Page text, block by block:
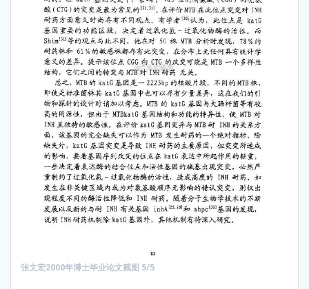
张文宏2000年博士毕业论文截图 5/5